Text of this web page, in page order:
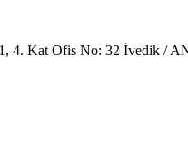
4. Kat Ofis No: 32 İvedik /